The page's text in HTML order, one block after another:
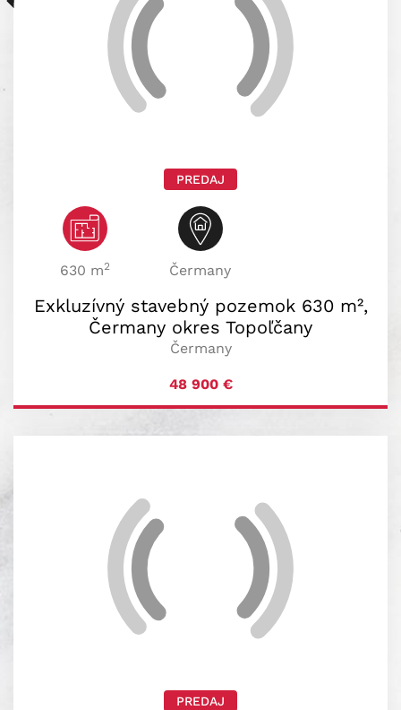
PREDAJ
630 m2 Čermany
Exkluzívný stavebný pozemok 630 m²,
Čermany okres Topoľčany
Čermany
48 900 €
PREDAJ